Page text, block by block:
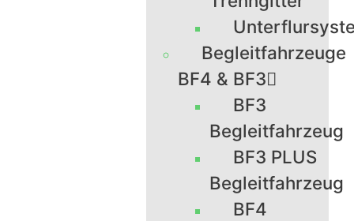
Begleitfahrzeuge
BF4 & BF3
BF3
Begleitfahrzeug
BF3 PLUS
Begleitfahrzeug
BF4